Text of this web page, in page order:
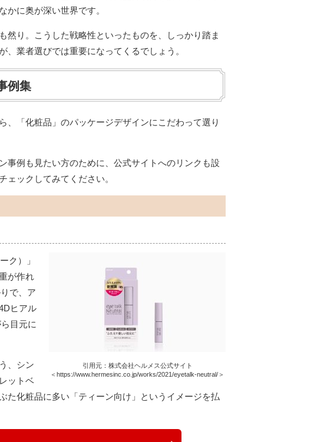
かに奥が深い世界です。
然り。こうした戦略性といったものを、しっかり踏ま
業者選びでは重要になってくるでしょう。
例集
、「化粧品」のパッケージデザインにこだわって選り
事例も見たい方のために、公式サイトへのリンクも設
ェックしてみてください。
引用元：株式会社ヘルメス公式サイト
＜https://www.hermesinc.co.jp/works/2021/eyetalk-neutral/＞
ク）」
が作れ
で、ア
ヒアル
目元に
、シン
ットベ
た化粧品に多い「ティーン向け」というイメージを払